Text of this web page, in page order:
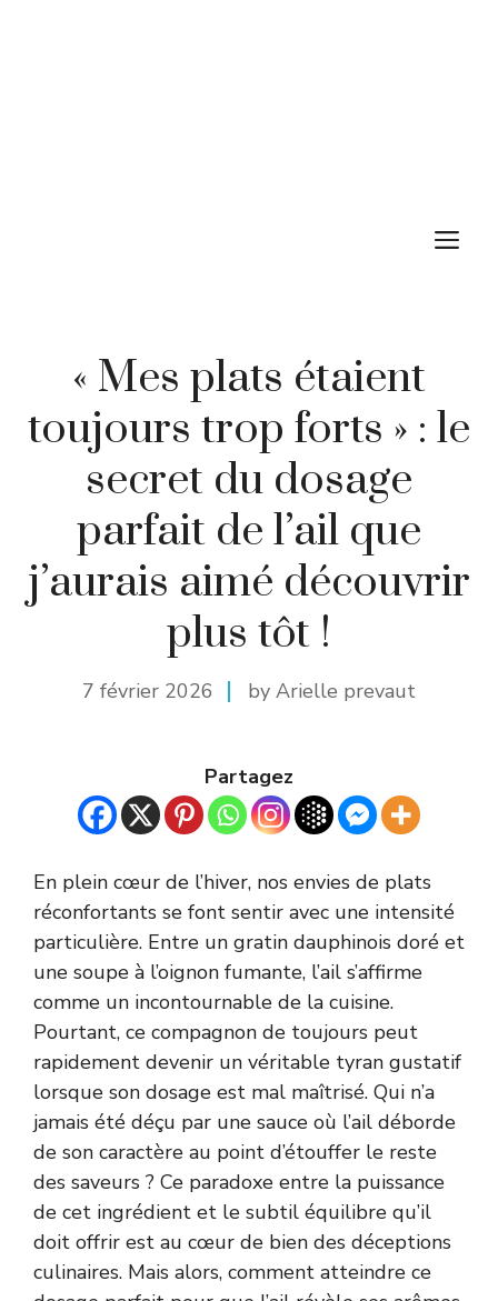
« Mes plats étaient
toujours trop forts » : le
secret du dosage
parfait de l’ail que
j’aurais aimé découvrir
plus tôt !
7 février 2026 by Arielle prevaut
Partagez
En plein cœur de l’hiver, nos envies de plats
réconfortants se font sentir avec une intensité
particulière. Entre un gratin dauphinois doré et
une soupe à l’oignon fumante, l’ail s’affirme
comme un incontournable de la cuisine.
Pourtant, ce compagnon de toujours peut
rapidement devenir un véritable tyran gustatif
lorsque son dosage est mal maîtrisé. Qui n’a
jamais été déçu par une sauce où l’ail déborde
de son caractère au point d’étouffer le reste
des saveurs ? Ce paradoxe entre la puissance
de cet ingrédient et le subtil équilibre qu’il
doit offrir est au cœur de bien des déceptions
culinaires. Mais alors, comment atteindre ce